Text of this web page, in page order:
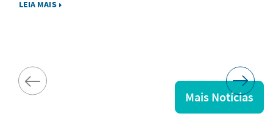
LEIA MAIS
Mais Notícias